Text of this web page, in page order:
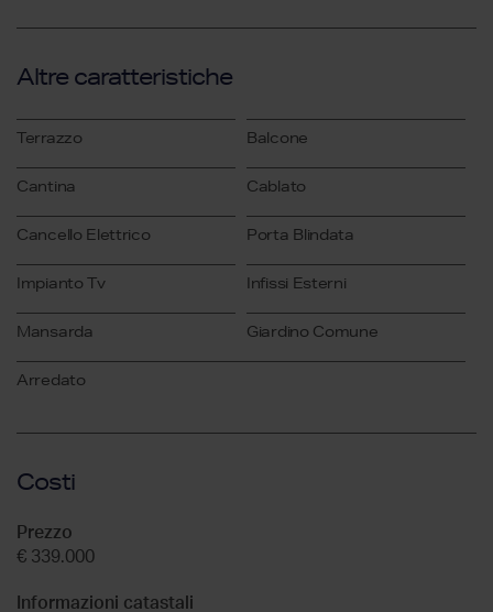
Altre caratteristiche
Terrazzo Balcone
Cantina Cablato
Cancello Elettrico Porta Blindata
Impianto Tv Infissi Esterni
Mansarda Giardino Comune
Arredato
Costi
Prezzo
€ 339.000
Informazioni catastali